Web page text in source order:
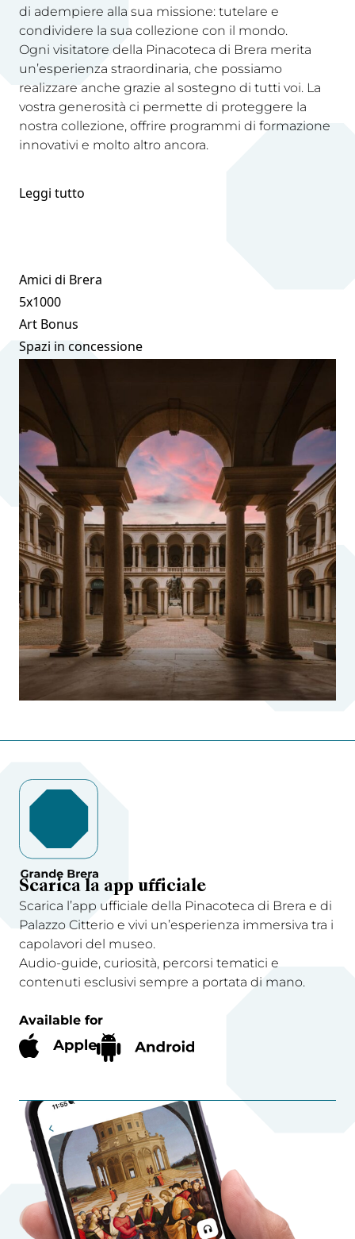
di adempiere alla sua missione: tutelare e
condividere la sua collezione con il mondo.
Ogni visitatore della Pinacoteca di Brera merita
un’esperienza straordinaria, che possiamo
realizzare anche grazie al sostegno di tutti voi. La
vostra generosità ci permette di proteggere la
nostra collezione, offrire programmi di formazione
innovativi e molto altro ancora.
Leggi tutto
Amici di Brera
5x1000
Art Bonus
Spazi in concessione
Scarica la app ufficiale
Scarica l’app ufficiale della Pinacoteca di Brera e di
Palazzo Citterio e vivi un’esperienza immersiva tra i
capolavori del museo.
Audio-guide, curiosità, percorsi tematici e
contenuti esclusivi sempre a portata di mano.
Available for